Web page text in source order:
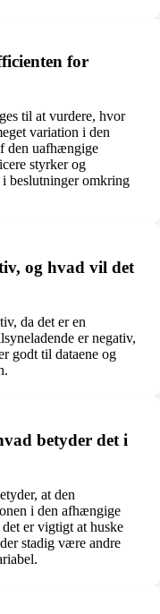
for
til at vurdere, hvor
variation i den
den uafhængige
styrker og
beslutninger omkring
og hvad vil det
da det er en
er negativ,
godt til dataene og
betyder det i
at den
i den afhængige
er vigtigt at huske
stadig være andre